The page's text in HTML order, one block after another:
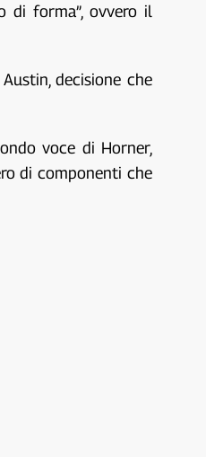
di forma”, ovvero il
decisione che
voce di Horner,
di componenti che